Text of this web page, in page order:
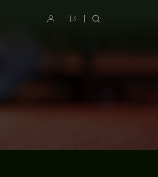
UtilisateurChangerRECHERCHER